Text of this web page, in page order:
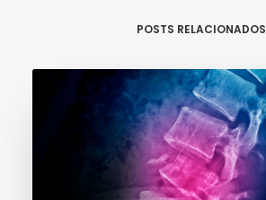
POSTS RELACIONADOS